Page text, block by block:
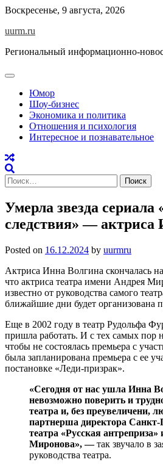
Skip
content
Воскресенье, 9 августа, 2026
uurm.ru
Региональный информационно-
Юмор
Шоу-бизнес
Экономика и политика
Отношения и психология
Интересное и познавательное
Найти:
Умерла звезда
следствия» — актриса
Posted on 16.12.2024 by uurmru
Актриса Инна Волгина скончалась
что актриса театра имени Андрея
известно от руководства самого
ближайшие дни будет организована
Еще в 2002 году в театр Рудольфа
пришла работать. И с тех самых пор
чтобы не состоялась премьера с
была запланирована премьера с ее
постановке «Леди-призрак».
«Сегодня от нас ушла Инна
невозможно поверить и
театра и, без преувеличени,
партнерша директора Санкт-
театра «Русская
Миронова», —так звучало в
руководства театра.